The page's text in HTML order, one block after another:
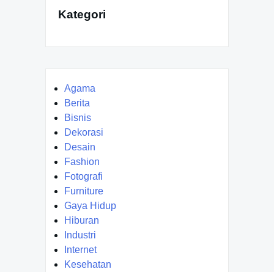
Kategori
Agama
Berita
Bisnis
Dekorasi
Desain
Fashion
Fotografi
Furniture
Gaya Hidup
Hiburan
Industri
Internet
Kesehatan